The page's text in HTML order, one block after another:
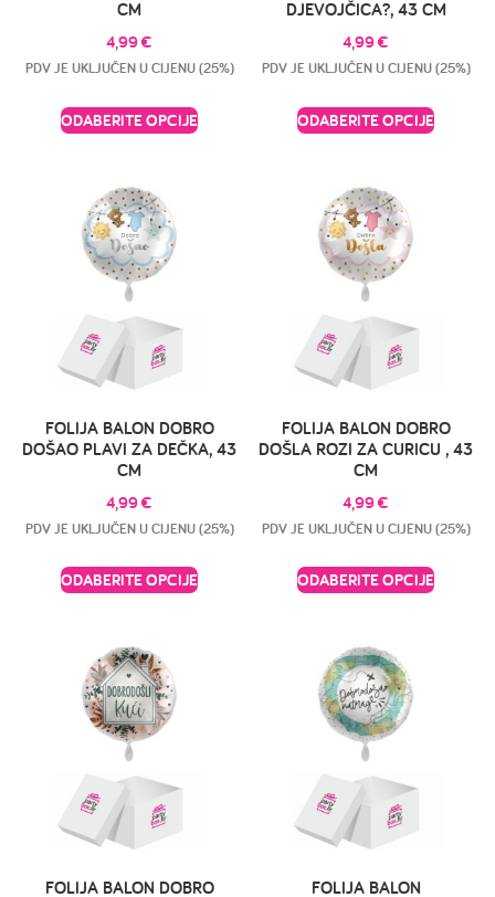
CM
4,99€
PDV JE UKLJUČEN U CIJENU (25%)
ODABERITE OPCIJE
DJEVOJČICA?, 43 CM
4,99€
PDV JE UKLJUČEN U CIJENU (25%)
ODABERITE OPCIJE
FOLIJA BALON DOBRO
DOŠAO PLAVI ZA DEČKA, 43
CM
4,99€
PDV JE UKLJUČEN U CIJENU (25%)
ODABERITE OPCIJE
FOLIJA BALON DOBRO
DOŠLA ROZI ZA CURICU , 43
CM
4,99€
PDV JE UKLJUČEN U CIJENU (25%)
ODABERITE OPCIJE
FOLIJA BALON DOBRO
FOLIJA BALON